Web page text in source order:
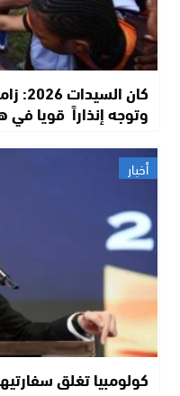
كان
وتوجه إنذاراً قويا في
أخبار
كولومبيا تغلق